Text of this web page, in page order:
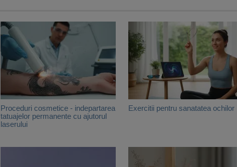
Proceduri cosmetice - indepartarea
tatuajelor permanente cu ajutorul
laserului
Exercitii pentru sanatatea ochilor